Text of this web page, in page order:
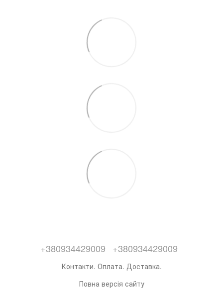
+380934429009 +380934429009
Контакти. Оплата. Доставка.
Повна версія сайту